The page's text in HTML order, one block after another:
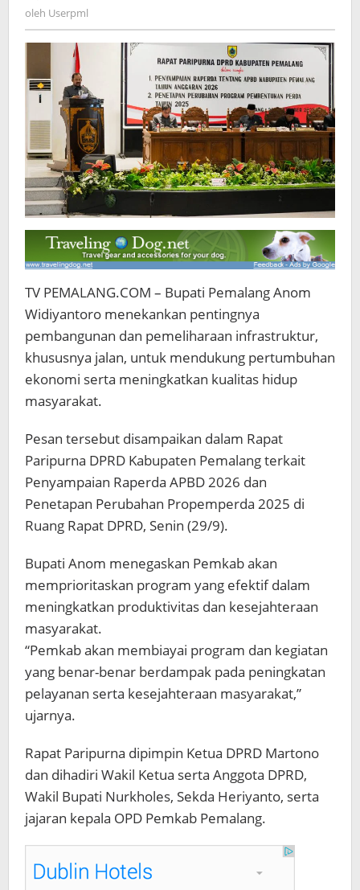
oleh Userpml
TV PEMALANG.COM – Bupati Pemalang Anom
Widiyantoro menekankan pentingnya
pembangunan dan pemeliharaan infrastruktur,
khususnya jalan, untuk mendukung pertumbuhan
ekonomi serta meningkatkan kualitas hidup
masyarakat.
Pesan tersebut disampaikan dalam Rapat
Paripurna DPRD Kabupaten Pemalang terkait
Penyampaian Raperda APBD 2026 dan
Penetapan Perubahan Propemperda 2025 di
Ruang Rapat DPRD, Senin (29/9).
Bupati Anom menegaskan Pemkab akan
memprioritaskan program yang efektif dalam
meningkatkan produktivitas dan kesejahteraan
masyarakat.
“Pemkab akan membiayai program dan kegiatan
yang benar-benar berdampak pada peningkatan
pelayanan serta kesejahteraan masyarakat,”
ujarnya.
Rapat Paripurna dipimpin Ketua DPRD Martono
dan dihadiri Wakil Ketua serta Anggota DPRD,
Wakil Bupati Nurkholes, Sekda Heriyanto, serta
jajaran kepala OPD Pemkab Pemalang.